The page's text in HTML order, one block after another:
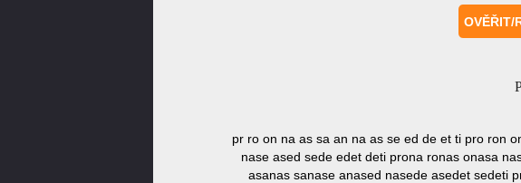
pr ro on na as sa an na as se ed de et ti pro ron
nase ased sede edet deti prona ronas onasa
asanas sanase anased nasede asedet sedeti